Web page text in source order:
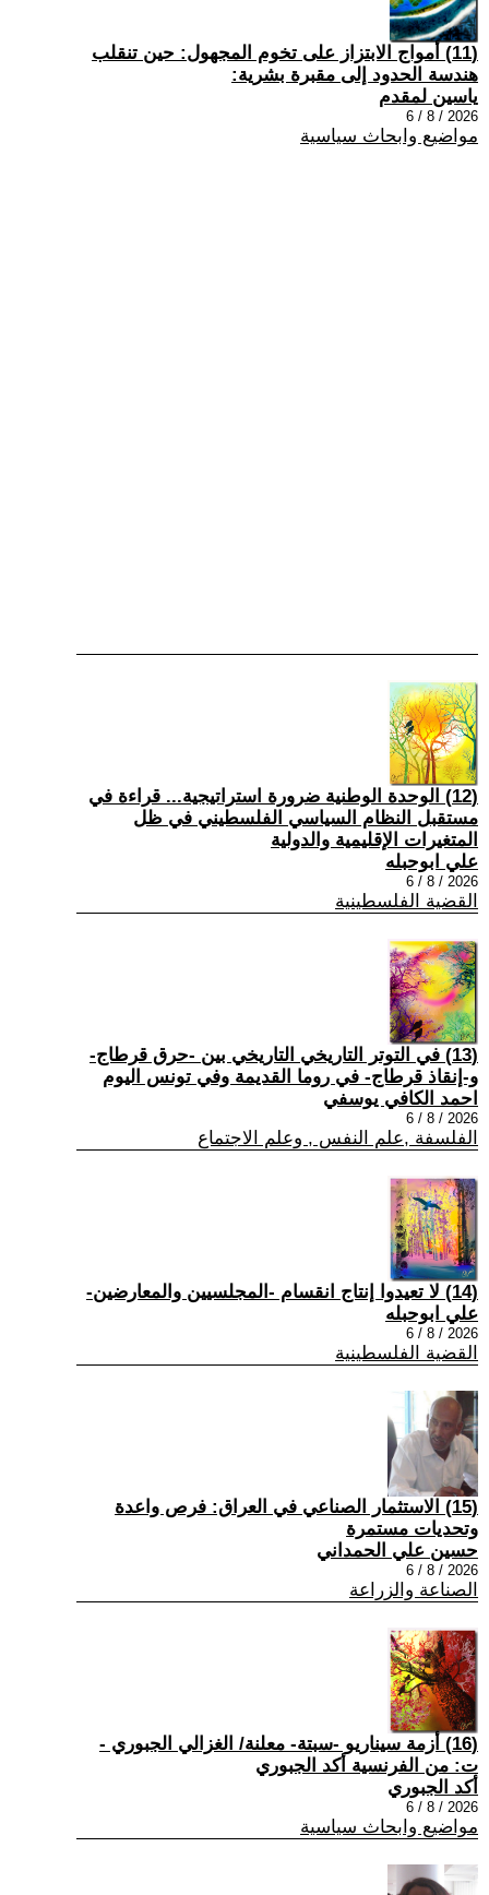
(11) أمواج الابتزاز على تخوم المجهول: حين تنقلب
هندسة الحدود إلى مقبرة بشرية:
ياسين لمقدم
2026 / 8 / 6
مواضيع وابحاث سياسية
(12) الوحدة الوطنية ضرورة استراتيجية... قراءة في
مستقبل النظام السياسي الفلسطيني في ظل
المتغيرات الإقليمية والدولية
علي ابوحبله
2026 / 8 / 6
القضية الفلسطينية
(13) في التوتر التاريخي التاريخي بين -حرق قرطاج-
و-إنقاذ قرطاج- في روما القديمة وفي تونس اليوم
احمد الكافي يوسفي
2026 / 8 / 6
الفلسفة ,علم النفس , وعلم الاجتماع
(14) لا تعيدوا إنتاج انقسام -المجلسيين والمعارضين-
علي ابوحبله
2026 / 8 / 6
القضية الفلسطينية
(15) الاستثمار الصناعي في العراق: فرص واعدة
وتحديات مستمرة
حسين علي الحمداني
2026 / 8 / 6
الصناعة والزراعة
(16) أزمة سيناريو -سبتة- معلنة/ الغزالي الجبوري -
ت: من الفرنسية أكد الجبوري
أكد الجبوري
2026 / 8 / 6
مواضيع وابحاث سياسية